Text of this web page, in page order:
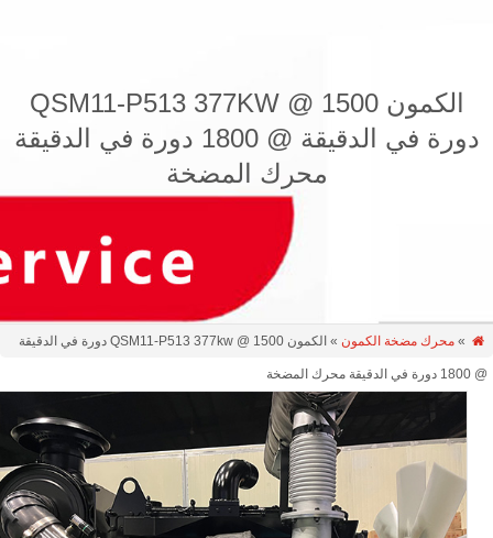
الكمون QSM11-P513 377KW @ 1500
دورة في الدقيقة @ 1800 دورة في الدقيقة
محرك المضخة
» محرك مضخة الكمون » الكمون QSM11-P513 377kw @ 1500 دورة في الدقيقة